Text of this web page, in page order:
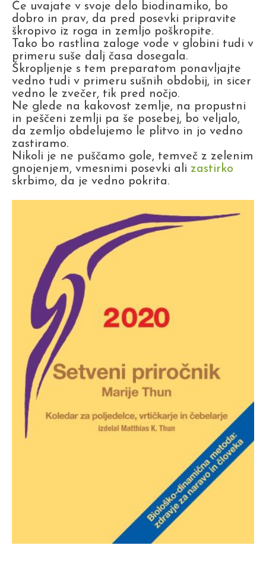
Če uvajate v svoje delo biodinamiko, bo
dobro in prav, da pred posevki pripravite
škropivo iz roga in zemljo poškropite.
Tako bo rastlina zaloge vode v globini tudi v
primeru suše dalj časa dosegala.
Škropljenje s tem preparatom ponavljajte
vedno tudi v primeru sušnih obdobij, in sicer
vedno le zvečer, tik pred nočjo.
Ne glede na kakovost zemlje, na propustni
in peščeni zemlji pa še posebej, bo veljalo,
da zemljo obdelujemo le plitvo in jo vedno
zastiramo.
Nikoli je ne puščamo gole, temveč z zelenim
gnojenjem, vmesnimi posevki ali zastirko
skrbimo, da je vedno pokrita.